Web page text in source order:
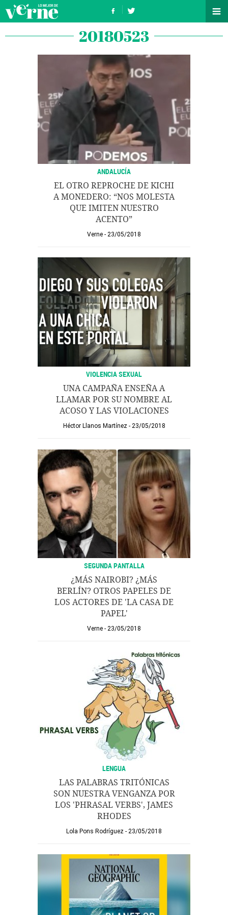
20180523
ANDALUCÍA
EL OTRO REPROCHE DE KICHI
A MONEDERO: “NOS MOLESTA
QUE IMITEN NUESTRO
ACENTO”
Verne 23/05/2018
VIOLENCIA SEXUAL
UNA CAMPAÑA ENSEÑA A
LLAMAR POR SU NOMBRE AL
ACOSO Y LAS VIOLACIONES
Héctor Llanos Martínez 23/05/2018
SEGUNDA PANTALLA
¿MÁS NAIROBI? ¿MÁS
BERLÍN? OTROS PAPELES DE
LOS ACTORES DE 'LA CASA DE
PAPEL'
Verne 23/05/2018
LENGUA
LAS PALABRAS TRITÓNICAS
SON NUESTRA VENGANZA POR
LOS 'PHRASAL VERBS', JAMES
RHODES
Lola Pons Rodríguez 23/05/2018